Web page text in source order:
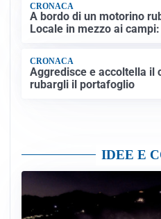
CRONACA
A bordo di un motorino
Locale in mezzo ai
CRONACA
Aggredisce e accoltella il
rubargli il portafoglio
IDEE E